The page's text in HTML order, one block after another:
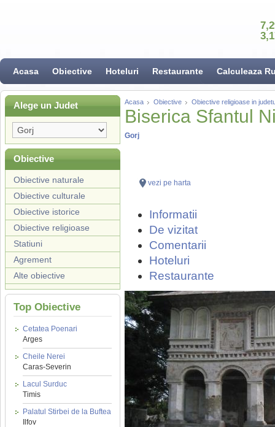
Acasa Obiective Hoteluri Restaurante Calculeaza
Alege un Judet
Obiective
Obiective naturale
Obiective culturale
Obiective istorice
Obiective religioase
Statiuni
Agrement
Alte obiective
Top Obiective
Cetatea Poenari
Arges
Cheile Nerei
Caras-Severin
Lacul Surduc
Timis
Palatul Stirbei de la Buftea
Ilfov
Acasa Obiective Obiective religioase in
Biserica Sfantul
Gorj
vezi pe harta
Informatii
De vizitat
Comentarii
Hoteluri
Restaurante